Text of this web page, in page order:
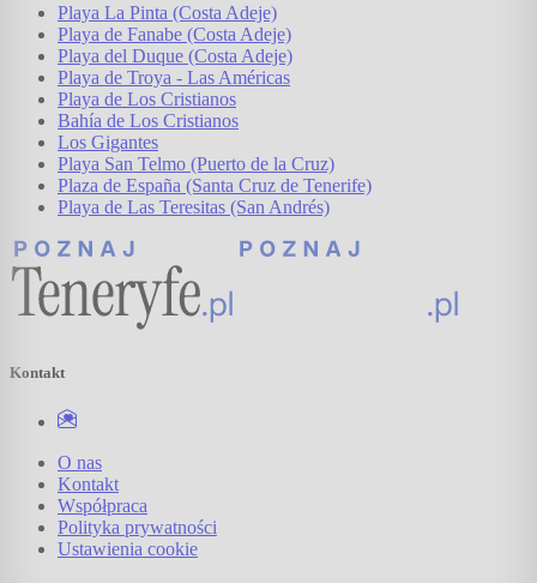
Playa La Pinta (Costa Adeje)
Playa de Fanabe (Costa Adeje)
Playa del Duque (Costa Adeje)
Playa de Troya - Las Américas
Playa de Los Cristianos
Bahía de Los Cristianos
Los Gigantes
Playa San Telmo (Puerto de la Cruz)
Plaza de España (Santa Cruz de Tenerife)
Playa de Las Teresitas (San Andrés)
Kontakt
O nas
Kontakt
Współpraca
Polityka prywatności
Ustawienia cookie